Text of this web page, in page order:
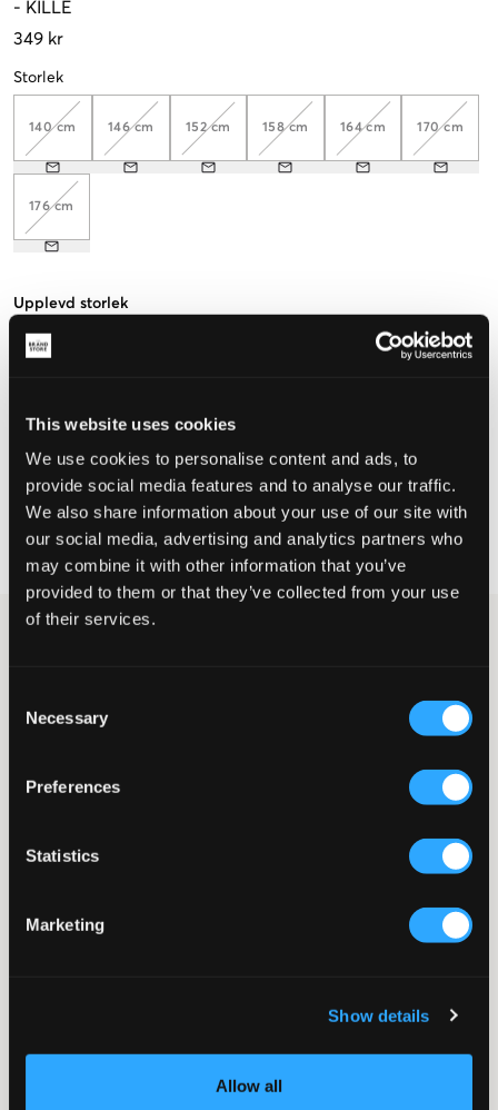
This website uses cookies
We use cookies to personalise content and ads, to
provide social media features and to analyse our traffic.
We also share information about your use of our site with
our social media, advertising and analytics partners who
may combine it with other information that you’ve
provided to them or that they’ve collected from your use
of their services.
Selection
Necessary
Preferences
Statistics
Marketing
Show details
Allow all
- KILLE
349 kr
Storlek
140 cm 146 cm 152 cm 158 cm 164 cm 170 cm
176 cm
Upplevd storlek
Liten Stor
VÄLJ STORLEK
Fri fraktpå beställningar över 699 kr
Öppet köp i 60 dagar
Leverans2-4 vardagar
Resår
Normal passform